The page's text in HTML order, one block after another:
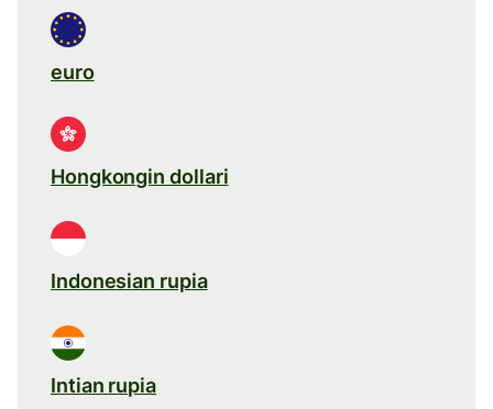
euro
Hongkongin dollari
Indonesian rupia
Intian rupia